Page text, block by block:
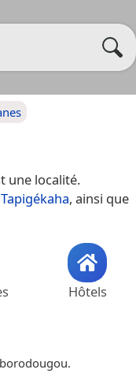
une localité.
Tapigékaha, ainsi que
Hôtels